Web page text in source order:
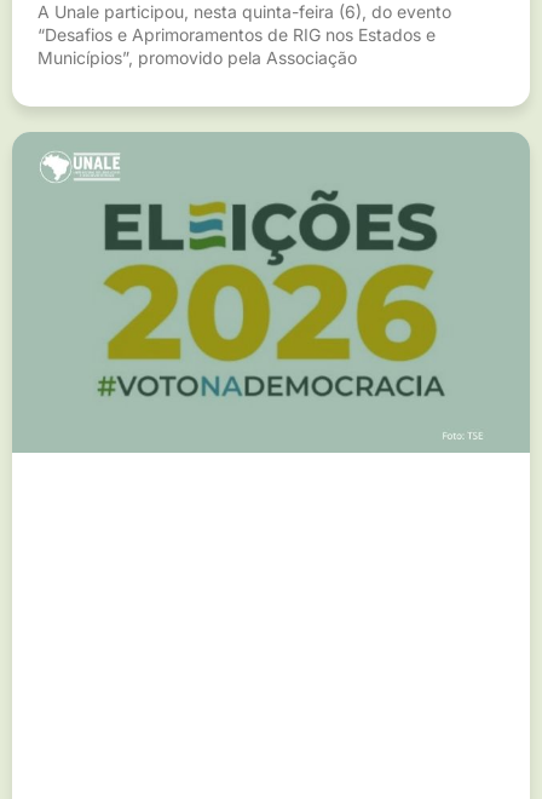
A Unale participou, nesta quinta-feira (6), do evento
“Desafios e Aprimoramentos de RIG nos Estados e
Municípios”, promovido pela Associação